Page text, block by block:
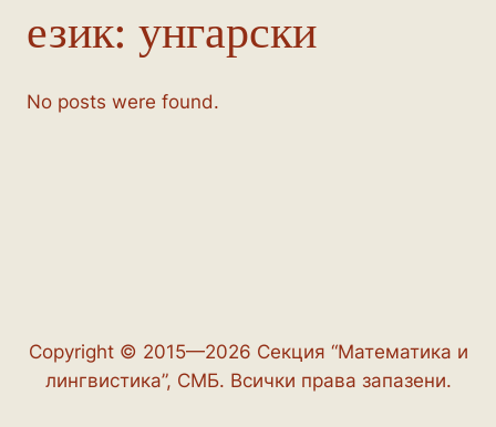
език: унгарски
No posts were found.
Copyright © 2015—2026 Секция “Математика и
лингвистика”, СМБ. Всички права запазени.